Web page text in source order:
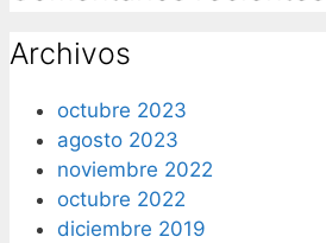
Archivos
octubre 2023
agosto 2023
noviembre 2022
octubre 2022
diciembre 2019